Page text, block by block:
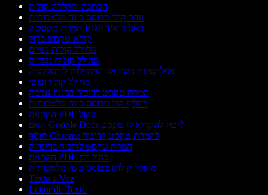
הכתבה והקלדה קולית
עוזר קולי מבוסס בינה מלאכותית
המרת טקסט ל-PDF באנדרואיד
קורא טקסט בקול
מחולל קולות נשיים
מחולל קולות גבריים
אפליקציות הקריאה המובילות לדיסלקציה
מחולל קול רובוטי
המרת טקסט לדיבור בסגנון אנימה
מחליף קול מבוסס בינה מלאכותית
הקראת PDF בקול
האם Google Docs יכול להקריא לי טקסט?
תוסף Chrome להמרת טקסט לדיבור
המרת טקסט לדיבור בהינדית
הקראת PDF בקול רם
מחולל קולות מבוסס בינה מלאכותית
Texto a Voz
Leitor de Texto